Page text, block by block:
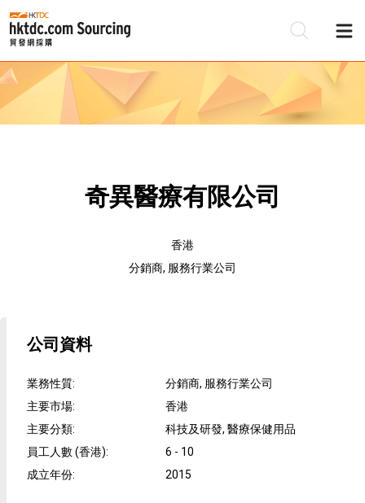
奇異醫療有限公司
香港
分銷商, 服務行業公司
公司資料
業務性質:
分銷商, 服務行業公司
主要市場:
香港
主要分類:
科技及研發, 醫療保健用品
員工人數 (香港):
6 - 10
成立年份: 2015